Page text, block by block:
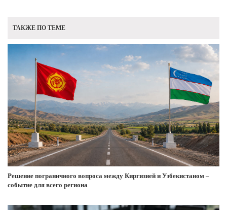
ТАКЖЕ ПО ТЕМЕ
Решение пограничного вопроса между Киргизией и Узбекистаном –
событие для всего региона